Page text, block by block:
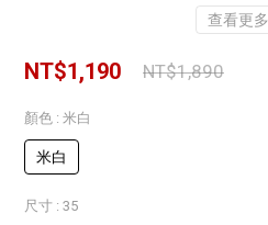
查看更多
NT$1,190 NT$1,890
顏色 : 米白
米白
尺寸 : 35